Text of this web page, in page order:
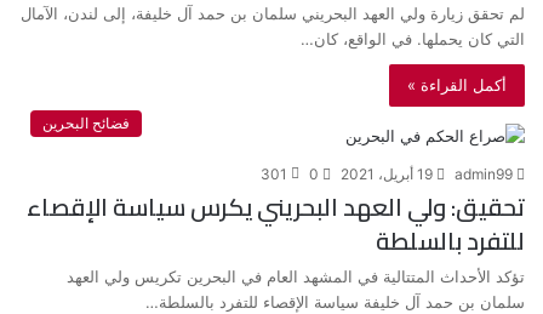
لم تحقق زيارة ولي العهد البحريني سلمان بن حمد آل خليفة، إلى لندن، الآمال
التي كان يحملها. في الواقع، كان…
أكمل القراءة »
فضائح البحرين
admin99 19 أبريل، 2021 0
301
تحقيق: ولي العهد البحريني يكرس سياسة الإقصاء
للتفرد بالسلطة
تؤكد الأحداث المتتالية في المشهد العام في البحرين تكريس ولي العهد
سلمان بن حمد آل خليفة سياسة الإقصاء للتفرد بالسلطة…